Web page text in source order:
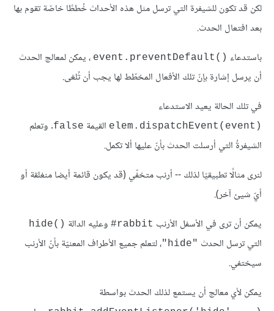
لكن قد تكون للشيفرة التي ترسل مثل هذه الأحداث خُططًا خاصّة تقوم بها
بعد افتعال الحدث.
باستدعاء event.preventDefault()‎ ، يمكن لمعالج الحدث
أن يرسل إشارة بإنّ تلك الأفعال المخطّط لها يجب أن تُلغى.
في تلك الحالة يعيد الاستدعاء
elem.dispatchEvent(event)‎ القيمة false. وتعلم
الشيفرةُ التي أرسلت الحدث بأنّ عليها ألا تكمل.
لنرى مثالًا تطبيقيّا لذلك -- أرنب متخفّي (قد يكون قائمة أيضا منغلقة أو
أيّ شيئ آخر).
يمكن أن ترى في الأسفل الأرنب rabbit# وعليه الدالة hide()‎
التي ترسل الحدث "hide"
، لتعلم جميع الأطراف المعنيّة بأنّ الأرنب
سيختفي.
يمكن لأي معالج أن يستمع لذلك الحدث بواسطة